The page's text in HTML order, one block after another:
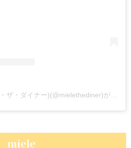
miele the DINER(ミエレ・ザ・ダイナー)(@mielethediner)がシェアした投稿
miele